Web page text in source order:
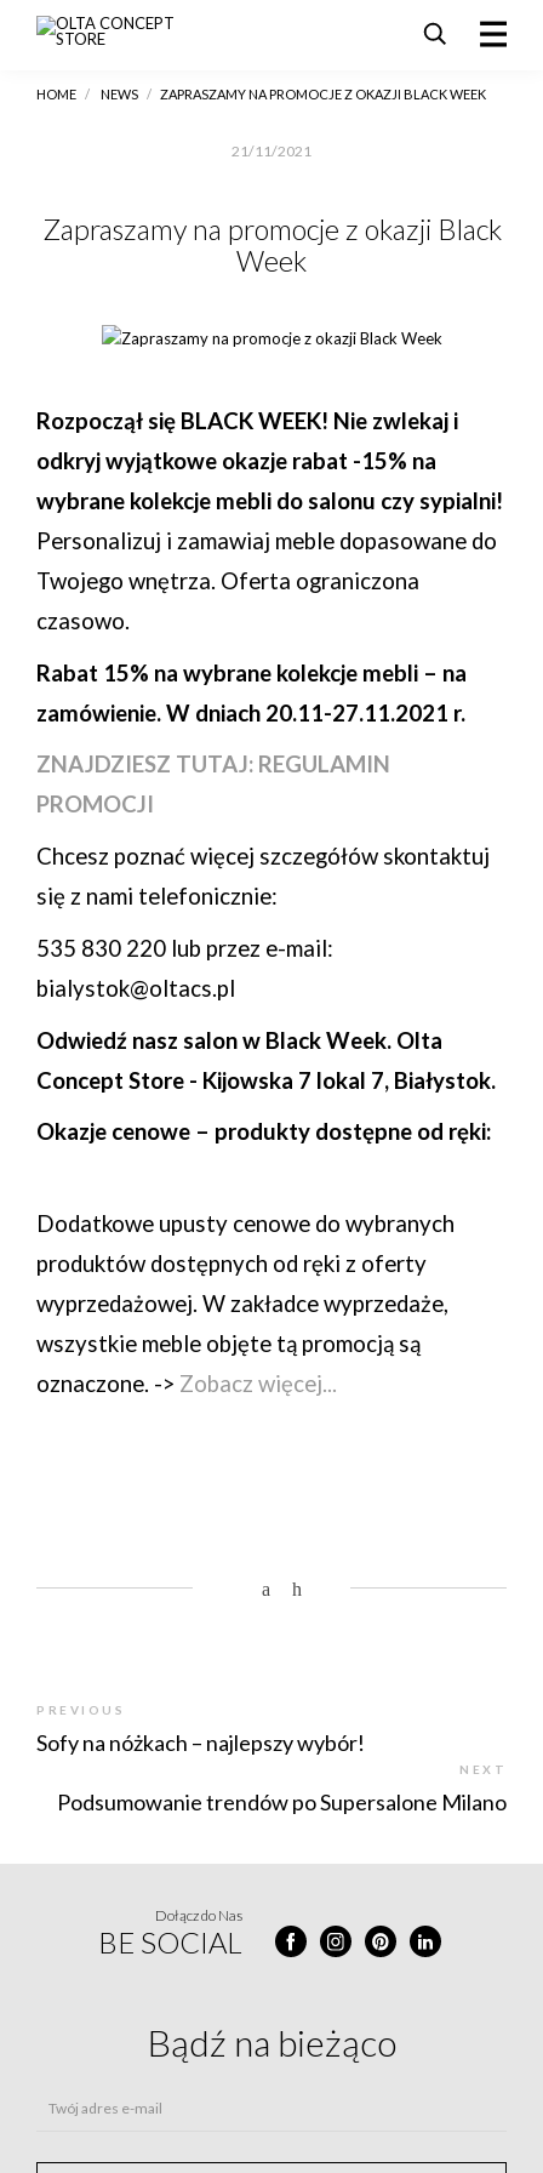
PRODUKTY
DLA ARCHITEKTÓW
HOME / NEWS / ZAPRASZAMY NA PROMOCJE Z OKAZJI BLACK WEEK
21/11/2021
Zapraszamy na promocje z okazji Black
Week
Rozpoczął się BLACK WEEK! Nie zwlekaj i
odkryj wyjątkowe okazje rabat -15% na
wybrane kolekcje mebli do salonu czy sypialni!
Personalizuj i zamawiaj meble dopasowane do
Twojego wnętrza. Oferta ograniczona
czasowo.
Rabat 15% na wybrane kolekcje mebli – na
zamówienie. W dniach 20.11-27.11.2021 r.
ZNAJDZIESZ TUTAJ: REGULAMIN
PROMOCJI
Chcesz poznać więcej szczegółów skontaktuj
się z nami telefonicznie:
535 830 220 lub przez e-mail:
bialystok@oltacs.pl
Odwiedź nasz salon w Black Week. Olta
Concept Store - Kijowska 7 lokal 7, Białystok.
Okazje cenowe – produkty dostępne od ręki:
Dodatkowe upusty cenowe do wybranych
produktów dostępnych od ręki z oferty
wyprzedażowej. W zakładce wyprzedaże,
wszystkie meble objęte tą promocją są
oznaczone. -> Zobacz więcej...
PREVIOUS
Sofy na nóżkach – najlepszy wybór!
NEXT
Podsumowanie trendów po Supersalone Milano
Dołącz do Nas
BE SOCIAL
Bądź na bieżąco
Twój adres e-mail